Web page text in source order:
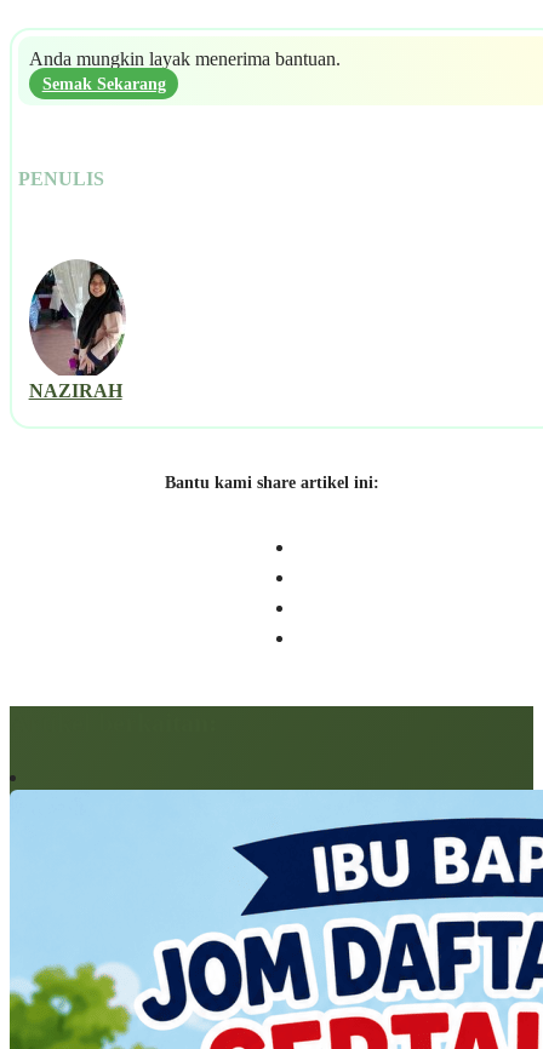
Anda mungkin layak menerima bantuan.
Semak Sekarang
PENULIS
NAZIRAH
Bantu kami share artikel ini: